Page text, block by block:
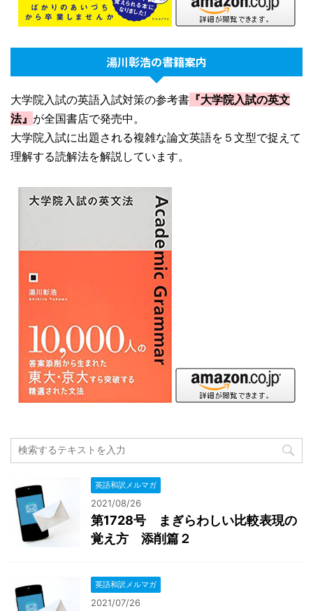
湯川彰浩の書籍案内
大学院入試の英語入試対策の参考書 『大学院入試の英文
法』 が全国書店で発売中。
大学院入試に出題される複雑な論文英語を５文型で捉えて
理解する読解法を解説しています。
英語和訳メルマガ
2021/08/26
第1728号 まぎらわしい比較表現の
覚え方 添削篇２
英語和訳メルマガ
2021/07/26